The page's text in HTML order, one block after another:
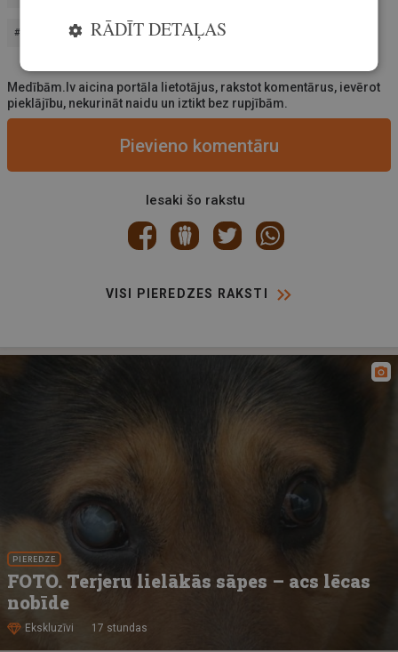
MINISTRU KABINETA NOTEIKUMI
Medībām.lv aicina portāla lietotājus, rakstot komentārus, ievērot
pieklājību, nekurināt naidu un iztikt bez rupjībām.
Pievieno komentāru
Iesaki šo rakstu
VISI PIEREDZES RAKSTI
PIEREDZE
FOTO. Terjeru lielākās sāpes – acs lēcas
nobīde
Ekskluzīvi 17 stundas
RĀDĪT DETAĻAS